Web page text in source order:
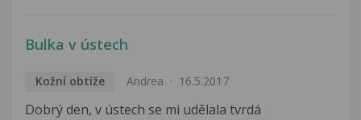
Bulka v ústech
Kožní obtíže Andrea 16.5.2017
Dobrý den, v ústech se mi udělala tvrdá